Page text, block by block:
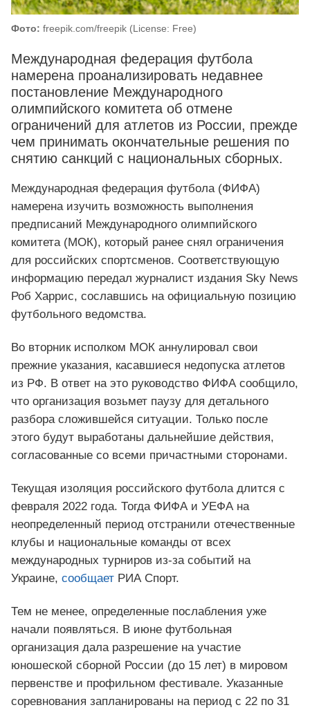
Фото: freepik.com/freepik (License: Free)
Международная федерация футбола
намерена проанализировать недавнее
постановление Международного
олимпийского комитета об отмене
ограничений для атлетов из России, прежде
чем принимать окончательные решения по
снятию санкций с национальных сборных.
Международная федерация футбола (ФИФА)
намерена изучить возможность выполнения
предписаний Международного олимпийского
комитета (МОК), который ранее снял ограничения
для российских спортсменов. Соответствующую
информацию передал журналист издания Sky News
Роб Харрис, сославшись на официальную позицию
футбольного ведомства.
Во вторник исполком МОК аннулировал свои
прежние указания, касавшиеся недопуска атлетов
из РФ. В ответ на это руководство ФИФА сообщило,
что организация возьмет паузу для детального
разбора сложившейся ситуации. Только после
этого будут выработаны дальнейшие действия,
согласованные со всеми причастными сторонами.
Текущая изоляция российского футбола длится с
февраля 2022 года. Тогда ФИФА и УЕФА на
неопределенный период отстранили отечественные
клубы и национальные команды от всех
международных турниров из-за событий на
Украине, сообщает РИА Спорт.
Тем не менее, определенные послабления уже
начали появляться. В июне футбольная
организация дала разрешение на участие
юношеской сборной России (до 15 лет) в мировом
первенстве и профильном фестивале. Указанные
соревнования запланированы на период с 22 по 31